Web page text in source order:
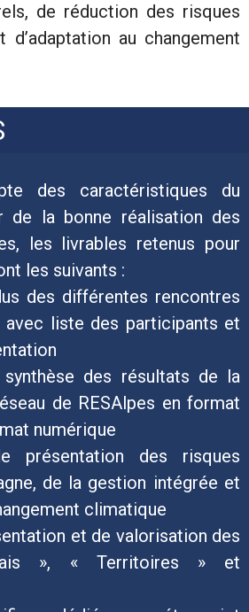
de réduction des risques
au changement
des caractéristiques du
de la bonne réalisation des
les livrables retenus pour
les suivants :
des différentes rencontres
avec liste des participants et
des résultats de la
de RESAlpes en format
numérique
des risques
de la gestion intégrée et
climatique
et de valorisation des
», « Territoires » et